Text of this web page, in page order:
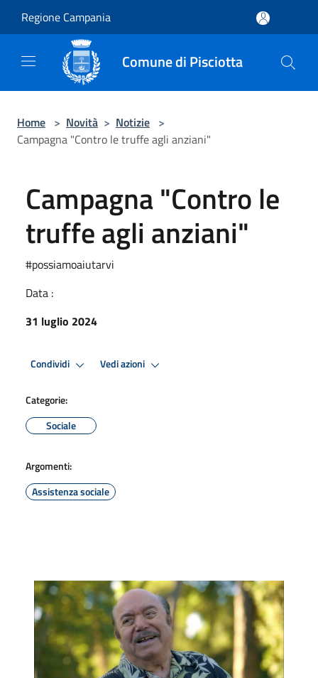
Regione Campania
Comune di Pisciotta
Home > Novità > Notizie >
Campagna "Contro le truffe agli anziani"
Campagna "Contro le
truffe agli anziani"
#possiamoaiutarvi
Data :
31 luglio 2024
Condividi Vedi azioni
Categorie:
Sociale
Argomenti:
Assistenza sociale